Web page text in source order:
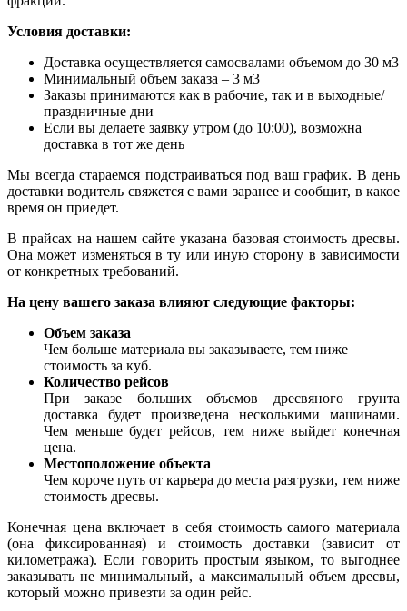
Условия доставки:
Доставка осуществляется самосвалами объемом до 30 м3
Минимальный объем заказа – 3 м3
Заказы принимаются как в рабочие, так и в выходные/
праздничные дни
Если вы делаете заявку утром (до 10:00), возможна
доставка в тот же день
Мы всегда стараемся подстраиваться под ваш график. В день
доставки водитель свяжется с вами заранее и сообщит, в какое
время он приедет.
В прайсах на нашем сайте указана базовая стоимость дресвы.
Она может изменяться в ту или иную сторону в зависимости
от конкретных требований.
На цену вашего заказа влияют следующие факторы:
Объем заказа
Чем больше материала вы заказываете, тем ниже
стоимость за куб.
Количество рейсов
При заказе больших объемов дресвяного грунта
доставка будет произведена несколькими машинами.
Чем меньше будет рейсов, тем ниже выйдет конечная
цена.
Местоположение объекта
Чем короче путь от карьера до места разгрузки, тем ниже
стоимость дресвы.
Конечная цена включает в себя стоимость самого материала
(она фиксированная) и стоимость доставки (зависит от
километража). Если говорить простым языком, то выгоднее
заказывать не минимальный, а максимальный объем дресвы,
который можно привезти за один рейс.